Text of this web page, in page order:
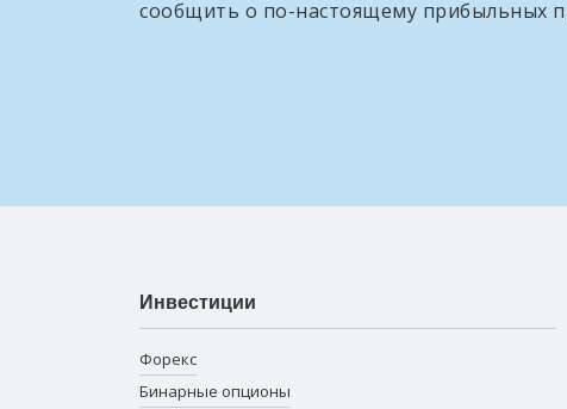
сообщить о по-настоящему прибыльных
Инвестиции
Форекс
Бинарные опционы